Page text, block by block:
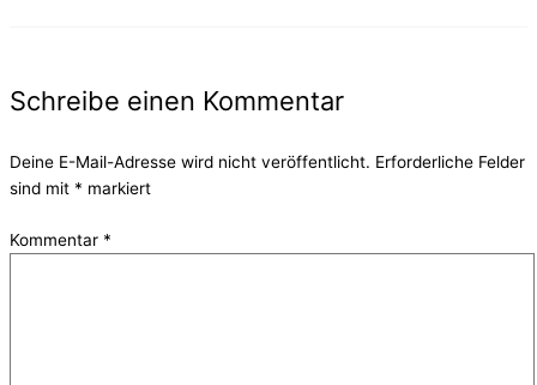
Schreibe einen Kommentar
Deine E-Mail-Adresse wird nicht veröffentlicht. Erforderliche Felder
sind mit * markiert
Kommentar *